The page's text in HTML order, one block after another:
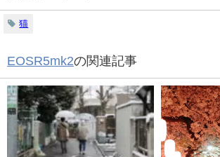
猫
EOSR5mk2の関連記事